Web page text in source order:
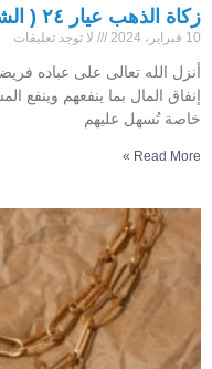
زكاة الذهب عيار ٢٤ ( الشروط والنصاب وطريقة الحساب)
10 فبراير، 2024 لا توجد تعليقات
أنزل الله تعالى على عباده
إنفاق المال بما ينفعهم
خاصة تُسهل عليهم
Read More »